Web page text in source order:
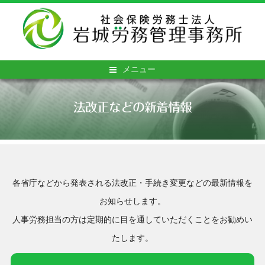
メニュー
法改正などの新着情報
各省庁などから発表される法改正・手続き変更などの最新情報を
お知らせします。
人事労務担当の方は定期的に目を通していただくことをお勧めい
たします。